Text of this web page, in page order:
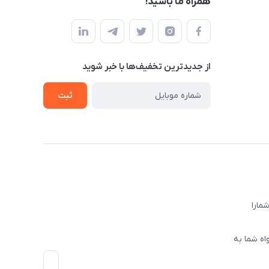
از جدید‌ترین تخفیف‌ها با‌ خبر شوید
ثبت
شما به